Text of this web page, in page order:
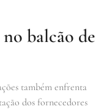
balcão de
também enfrenta
dos fornecedores